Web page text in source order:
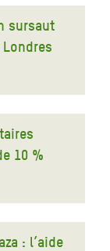
sursaut
10 %
: l’aide